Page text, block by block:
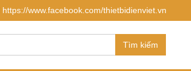
https://www.facebook.com/thietbidienviet.vn
Tìm kiếm